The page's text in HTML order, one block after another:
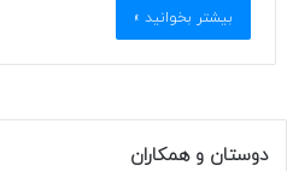
بیشتر بخوانید »
دوستان و همکاران